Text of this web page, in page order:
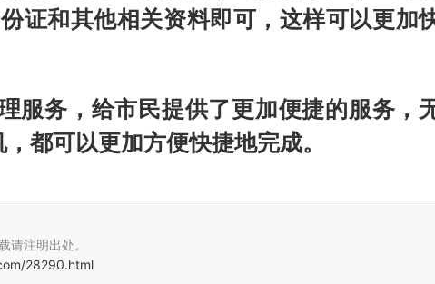
证和其他相关资料即可，这样可以更加
服务，给市民提供了更加便捷的服务，
都可以更加方便快捷地完成。
请注明出处。
28290.html